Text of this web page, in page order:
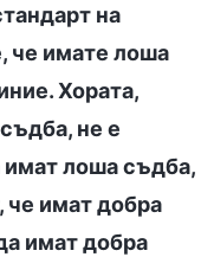
на
че имате лоша
Хората,
не е
лоша съдба,
че имат добра
имат добра